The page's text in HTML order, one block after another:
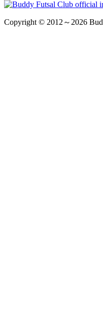
Copyright © 2012～2026